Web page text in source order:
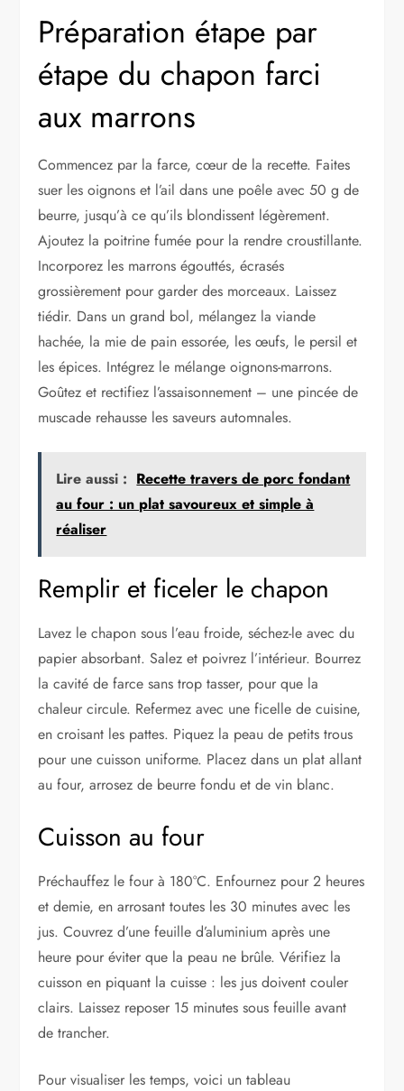
Préparation étape par
étape du chapon farci
aux marrons
Commencez par la farce, cœur de la recette. Faites
suer les oignons et l’ail dans une poêle avec 50 g de
beurre, jusqu’à ce qu’ils blondissent légèrement.
Ajoutez la poitrine fumée pour la rendre croustillante.
Incorporez les marrons égouttés, écrasés
grossièrement pour garder des morceaux. Laissez
tiédir. Dans un grand bol, mélangez la viande
hachée, la mie de pain essorée, les œufs, le persil et
les épices. Intégrez le mélange oignons-marrons.
Goûtez et rectifiez l’assaisonnement – une pincée de
muscade rehausse les saveurs automnales.
Lire aussi : Recette travers de porc fondant
au four : un plat savoureux et simple à
réaliser
Remplir et ficeler le chapon
Lavez le chapon sous l’eau froide, séchez-le avec du
papier absorbant. Salez et poivrez l’intérieur. Bourrez
la cavité de farce sans trop tasser, pour que la
chaleur circule. Refermez avec une ficelle de cuisine,
en croisant les pattes. Piquez la peau de petits trous
pour une cuisson uniforme. Placez dans un plat allant
au four, arrosez de beurre fondu et de vin blanc.
Cuisson au four
Préchauffez le four à 180°C. Enfournez pour 2 heures
et demie, en arrosant toutes les 30 minutes avec les
jus. Couvrez d’une feuille d’aluminium après une
heure pour éviter que la peau ne brûle. Vérifiez la
cuisson en piquant la cuisse : les jus doivent couler
clairs. Laissez reposer 15 minutes sous feuille avant
de trancher.
Pour visualiser les temps, voici un tableau